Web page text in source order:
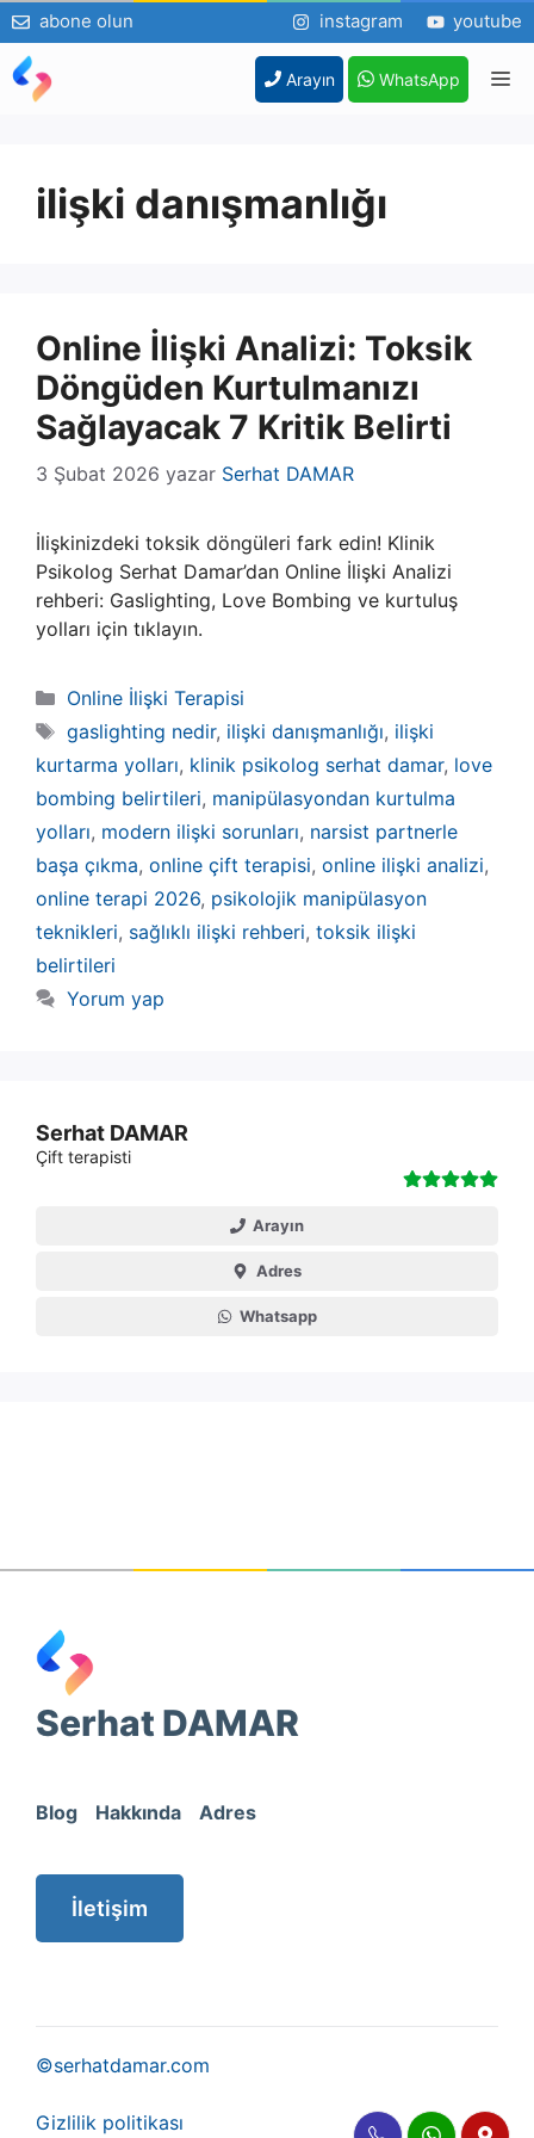
abone olun instagram youtube
İçeriğe
atla
Arayın WhatsApp
ilişki danışmanlığı
Online İlişki Analizi: Toksik
Döngüden Kurtulmanızı
Sağlayacak 7 Kritik Belirti
3 Şubat 2026 yazar Serhat DAMAR
İlişkinizdeki toksik döngüleri fark edin! Klinik
Psikolog Serhat Damar’dan Online İlişki Analizi
rehberi: Gaslighting, Love Bombing ve kurtuluş
yolları için tıklayın.
Kategoriler
Online İlişki Terapisi
Etiketler
gaslighting nedir, ilişki danışmanlığı, ilişki
kurtarma yolları, klinik psikolog serhat damar, love
bombing belirtileri, manipülasyondan kurtulma
yolları, modern ilişki sorunları, narsist partnerle
başa çıkma, online çift terapisi, online ilişki analizi,
online terapi 2026, psikolojik manipülasyon
teknikleri, sağlıklı ilişki rehberi, toksik ilişki
belirtileri
Yorum yap
Serhat DAMAR
Çift terapisti
Arayın
Adres
Whatsapp
Serhat DAMAR
Blog Hakkında Adres
İletişim
©serhatdamar.com
Gizlilik politikası